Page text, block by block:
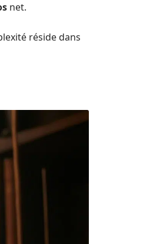
net.
réside dans